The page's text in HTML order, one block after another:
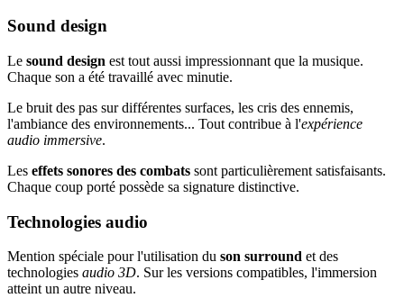
Sound design
Le sound design est tout aussi impressionnant que la musique.
Chaque son a été travaillé avec minutie.
Le bruit des pas sur différentes surfaces, les cris des ennemis,
l'ambiance des environnements... Tout contribue à l'expérience
audio immersive.
Les effets sonores des combats sont particulièrement satisfaisants.
Chaque coup porté possède sa signature distinctive.
Technologies audio
Mention spéciale pour l'utilisation du son surround et des
technologies audio 3D. Sur les versions compatibles, l'immersion
atteint un autre niveau.